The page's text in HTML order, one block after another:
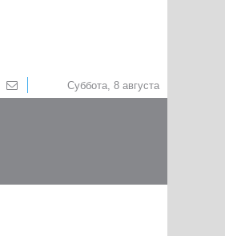
Суббота, 8 августа